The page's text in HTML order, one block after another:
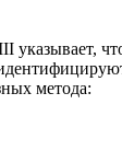
указывает,
метода: